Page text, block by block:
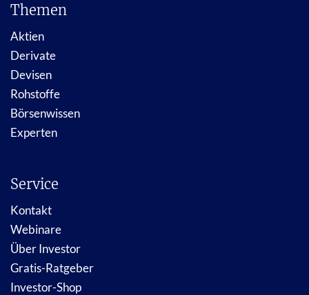
Themen
Aktien
Derivate
Devisen
Rohstoffe
Börsenwissen
Experten
Service
Kontakt
Webinare
Über Investor
Gratis-Ratgeber
Investor-Shop